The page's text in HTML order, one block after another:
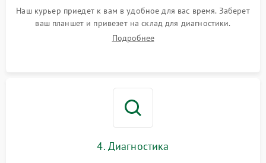
Наш курьер приедет к вам в удобное для вас время. Заберет
ваш планшет и привезет на склад для диагностики.
Подробнее
4. Диагностика